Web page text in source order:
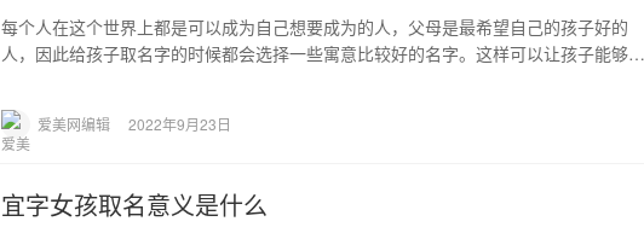
每个人在这个世界上都是可以成为自己想要成为的人，父母是最希望自己的孩子好的
人，因此给孩子取名字的时候都会选择一些寓意比较好的名字。这样可以让孩子能够拥
爱美网编辑 2022年9月23日
宜字女孩取名意义是什么